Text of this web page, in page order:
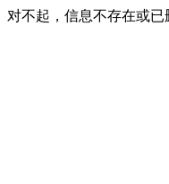
对不起，信息不存在或已删